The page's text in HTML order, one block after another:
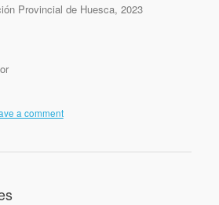
Provincial de Huesca, 2023
a comment